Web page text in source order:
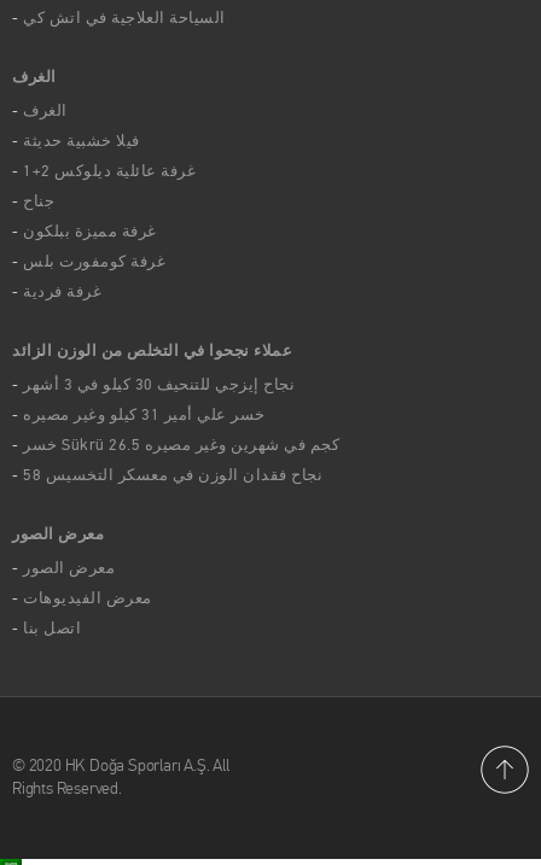
السياحة العلاجية في اتش كي
الغرف
الغرف
فيلا خشبية حديثة
غرفة عائلية ديلوكس 2+1
جناح
غرفة مميزة ببلكون
غرفة كومفورت بلس
غرفة فردية
عملاء نجحوا في التخلص من الوزن الزائد
نجاح إيزجي للتنحيف 30 كيلو في 3 أشهر
خسر علي أمير 31 كيلو وغير مصيره
خسر Sükrü 26.5 كجم في شهرين وغير مصيره
58 نجاح فقدان الوزن في معسكر التخسيس
معرض الصور
معرض الصور
معرض الفيديوهات
اتصل بنا
© 2020 HK Doğa Sporları A.Ş. All
Rights Reserved.